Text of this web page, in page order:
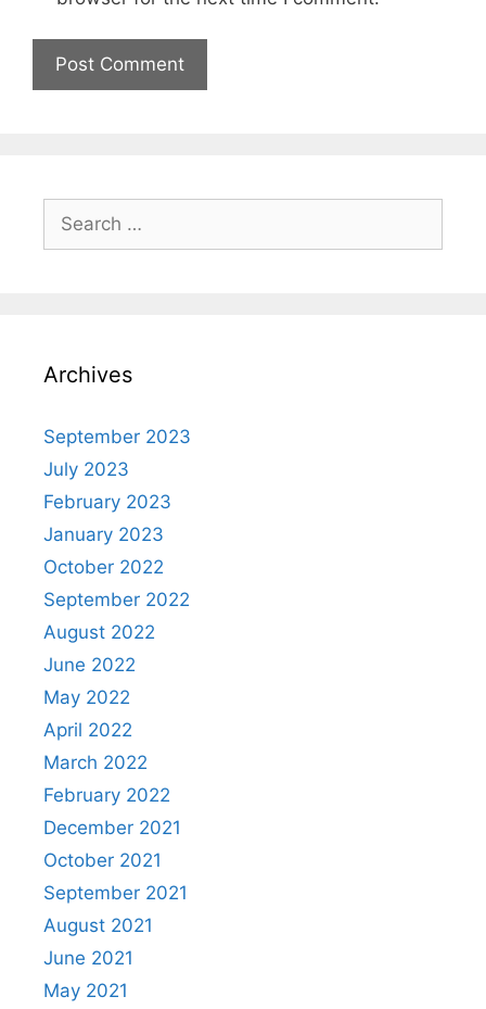
Archives
September 2023
July 2023
February 2023
January 2023
October 2022
September 2022
August 2022
June 2022
May 2022
April 2022
March 2022
February 2022
December 2021
October 2021
September 2021
August 2021
June 2021
May 2021